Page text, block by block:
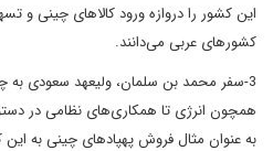
این کشور را دروازه ورود کالاهای چینی و
کشورهای عربی می‌دانند.
همچون انرژی تا همکاری‌های نظامی در
به عنوان مثال فروش پهپادهای چینی به این